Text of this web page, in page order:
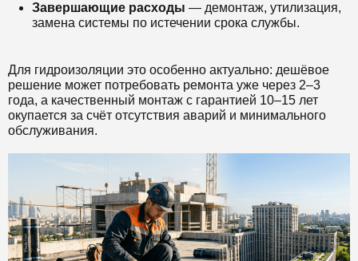
Завершающие расходы — демонтаж, утилизация,
замена системы по истечении срока службы.
Для гидроизоляции это особенно актуально: дешёвое
решение может потребовать ремонта уже через 2–3
года, а качественный монтаж с гарантией 10–15 лет
окупается за счёт отсутствия аварий и минимального
обслуживания.